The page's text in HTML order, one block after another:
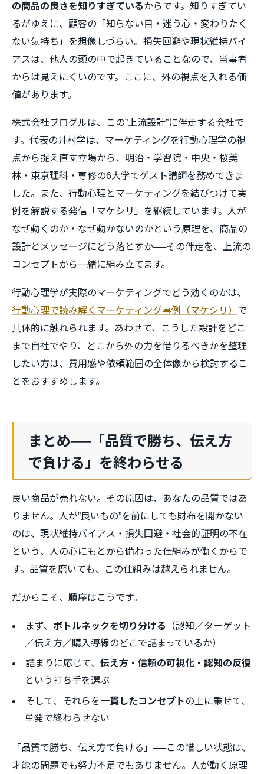
の商品の良さを知りすぎているからです。知りすぎてい
るがゆえに、顧客の「知らない目・迷う心・変わりたく
ない気持ち」を想像しづらい。損失回避や現状維持バイ
アスは、他人の頭の中で起きていることなので、当事者
からは見えにくいのです。ここに、外の視点を入れる価
値があります。
株式会社ブログルは、この”上流設計”に伴走する会社で
す。代表の井村学は、マーケティングを行動心理学の視
点から捉え直す立場から、明治・学習院・中央・桜美
林・東京理科・専修の6大学でゲスト講師を務めてきま
した。また、行動心理とマーケティングを結びつけて実
例を解説する発信「マケシリ」を継続しています。人が
なぜ動くのか・なぜ動かないのかという原理を、商品の
設計とメッセージにどう落とすか──その伴走を、上流の
コンセプトから一緒に組み立てます。
行動心理学が実際のマーケティングでどう効くのかは、
行動心理で読み解くマーケティング事例（マケシリ） で
具体的に触れられます。あわせて、こうした設計をどこ
まで自社でやり、どこから外の力を借りるべきかを整理
したい方は、費用感や依頼範囲の全体像から検討するこ
とをおすすめします。
まとめ──「品質で勝ち、伝え方
で負ける」を終わらせる
良い商品が売れない。その原因は、あなたの品質ではあ
りません。人が”良いもの”を前にしても財布を開かない
のは、現状維持バイアス・損失回避・社会的証明の不在
という、人の心にもとから備わった仕組みが働くからで
す。品質を磨いても、この仕組みは越えられません。
だからこそ、順序はこうです。
まず、 ボトルネックを切り分ける
（認知／ターゲット
／伝え方／購入導線のどこで詰まっているか）
詰まりに応じて、 伝え方・信頼の可視化・認知の反復
という打ち手を選ぶ
そして、それらを一貫したコンセプトの上に乗せて、
単発で終わらせない
「品質で勝ち、伝え方で負ける」──この惜しい状態は、
才能の問題でも努力不足でもありません。人が動く原理